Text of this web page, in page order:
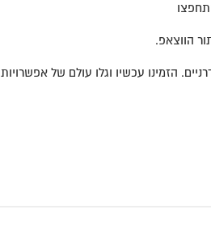
הזמינו עכשיו וגלו עולם של אפשרויות